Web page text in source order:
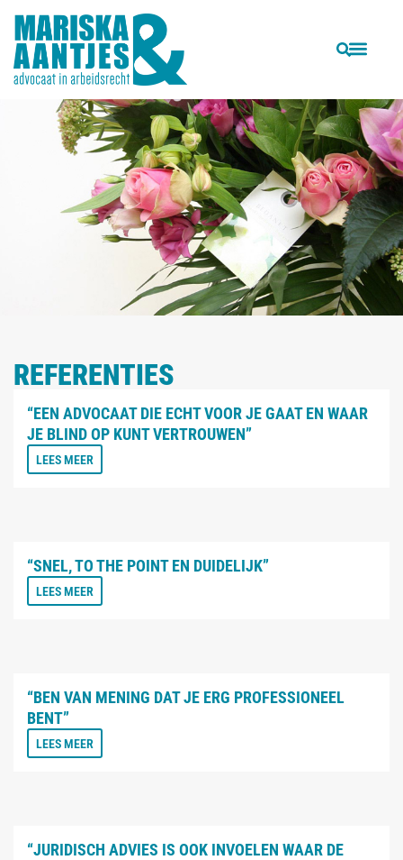
REFERENTIES
“EEN ADVOCAAT DIE ECHT VOOR JE GAAT EN WAAR
JE BLIND OP KUNT VERTROUWEN”
LEES MEER
“SNEL, TO THE POINT EN DUIDELIJK”
LEES MEER
“BEN VAN MENING DAT JE ERG PROFESSIONEEL
BENT”
LEES MEER
“JURIDISCH ADVIES IS OOK INVOELEN WAAR DE